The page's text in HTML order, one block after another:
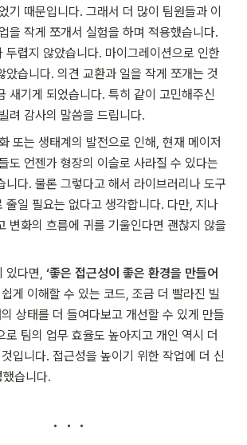
기 때문입니다. 그래서 더 많이 팀원들과 이
을 작게 쪼개서 실험을 하며 적용했습니다.
두렵지 않았습니다. 마이그레이션으로 인한
았습니다. 의견 교환과 일을 작게 쪼개는 것
새기게 되었습니다. 특히 같이 고민해주신
려 감사의 말씀을 드립니다.
또는 생태계의 발전으로 인해, 현재 메이저
도 언젠가 형장의 이슬로 사라질 수 있다는
니다. 물론 그렇다고 해서 라이브러리나 도구
일 필요는 없다고 생각합니다. 다만, 지나
변화의 흐름에 귀를 기울인다면 괜찮지 않을
있다면, ‘좋은 접근성이 좋은 환경을 만들어
게 이해할 수 있는 코드, 조금 더 빨라진 빌
상태를 더 들여다보고 개선할 수 있게 만들
로 팀의 업무 효율도 높아지고 개인 역시 더
입니다. 접근성을 높이기 위한 작업에 더 신
습니다.